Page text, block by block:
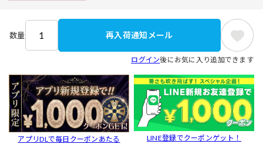
数量 再入荷通知メール
ログイン後にお気に入り追加できます
アプリDLで毎日クーポンあたる LINE登録でクーポンゲット！